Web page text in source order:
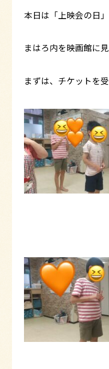
本日は「上映会の日
まはろ内を映画館に
まずは、チケットを受